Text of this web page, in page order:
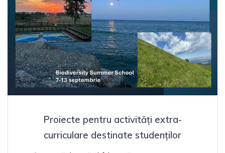
Proiecte pentru activități extra-
curriculare destinate studenților